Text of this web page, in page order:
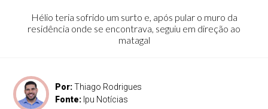
Hélio teria sofrido um surto e, após pular o muro da
residência onde se encontrava, seguiu em direção ao
matagal
Por:Thiago Rodrigues
Fonte: Ipu Notícias